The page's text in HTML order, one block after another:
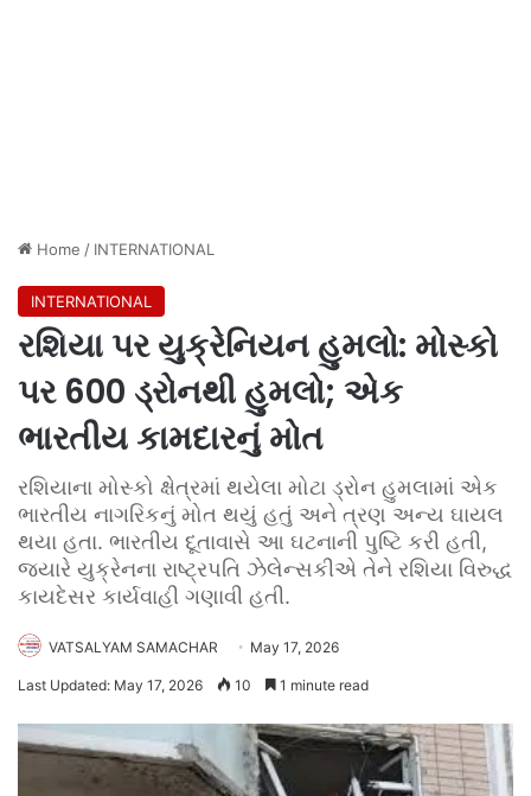
Home / INTERNATIONAL
INTERNATIONAL
રશિયા પર યુક્રેનિયન હુમલો: મોસ્કો
પર 600 ડ્રોનથી હુમલો; એક
ભારતીય કામદારનું મોત
રશિયાના મોસ્કો ક્ષેત્રમાં થયેલા મોટા ડ્રોન હુમલામાં એક
ભારતીય નાગરિકનું મોત થયું હતું અને ત્રણ અન્ય ઘાયલ
થયા હતા. ભારતીય દૂતાવાસે આ ઘટનાની પુષ્ટિ કરી હતી,
જ્યારે યુક્રેનના રાષ્ટ્રપતિ ઝેલેન્સકીએ તેને રશિયા વિરુદ્ધ
કાયદેસર કાર્યવાહી ગણાવી હતી.
VATSALYAM SAMACHAR May 17, 2026
Last Updated: May 17, 2026 10 1 minute read